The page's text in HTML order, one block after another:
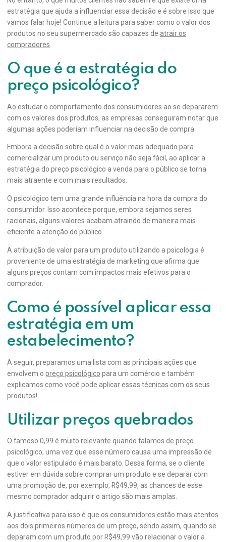
estratégia que ajuda a influenciar essa decisão e é sobre isso que
vamos falar hoje! Continue a leitura para saber como o valor dos
produtos no seu supermercado são capazes de atrair os
compradores
O que é a estratégia do
preço psicológico?
Ao estudar o comportamento dos consumidores ao se depararem
com os valores dos produtos, as empresas conseguiram notar que
algumas ações poderiam influenciar na decisão de compra.
Embora a decisão sobre qual é o valor mais adequado para
comercializar um produto ou serviço não seja fácil, ao aplicar a
estratégia do preço psicológico a venda para o público se torna
mais atraente e com mais resultados.
O psicológico tem uma grande influência na hora da compra do
consumidor. Isso acontece porque, embora sejamos seres
racionais, alguns valores acabam atraindo de maneira mais
eficiente a atenção do público.
A atribuição de valor para um produto utilizando a psicologia é
proveniente de uma estratégia de marketing que afirma que
alguns preços contam com impactos mais efetivos para o
comprador.
Como é possível aplicar essa
estratégia em um
estabelecimento?
A seguir, preparamos uma lista com as principais ações que
envolvem o preço psicológico para um comércio e também
explicamos como você pode aplicar essas técnicas com os seus
produtos!
Utilizar preços quebrados
O famoso 0,99 é muito relevante quando falamos de preço
psicológico, uma vez que esse número causa uma impressão de
que o valor estipulado é mais barato. Dessa forma, se o cliente
estiver em dúvida sobre comprar um produto e se deparar com
uma promoção de, por exemplo, R$49,99, as chances de esse
mesmo comprador adquirir o artigo são mais amplas.
A justificativa para isso é que os consumidores estão mais atentos
aos dois primeiros números de um preço, sendo assim, quando se
deparam com um produto por R$49,99 vão relacionar o valor a